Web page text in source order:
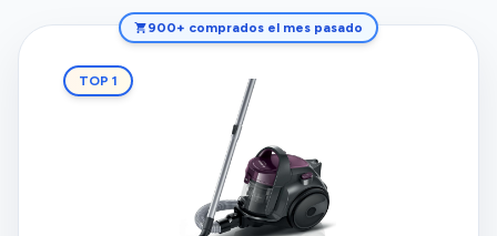
900+ comprados el mes pasado
TOP 1